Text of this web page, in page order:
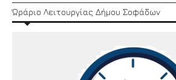
Ώράριο Λειτουργίας Δήμου Σοφάδων